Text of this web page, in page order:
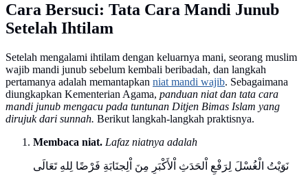
Cara Bersuci: Tata Cara Mandi Junub
Setelah Ihtilam
Setelah mengalami ihtilam dengan keluarnya mani, seorang muslim
wajib mandi junub sebelum kembali beribadah, dan langkah
pertamanya adalah memantapkan niat mandi wajib. Sebagaimana
diungkapkan Kementerian Agama, panduan niat dan tata cara
mandi junub mengacu pada tuntunan Ditjen Bimas Islam yang
dirujuk dari sunnah. Berikut langkah-langkah praktisnya.
Membaca niat. Lafaz niatnya adalah
نَوَيْتُ الْغُسْلَ لِرَفْعِ اْلحَدَثِ اْلأَكْبَرِ مِنَ اْلِجنَابَةِ فَرْضًا لِلهِ تَعَالَى